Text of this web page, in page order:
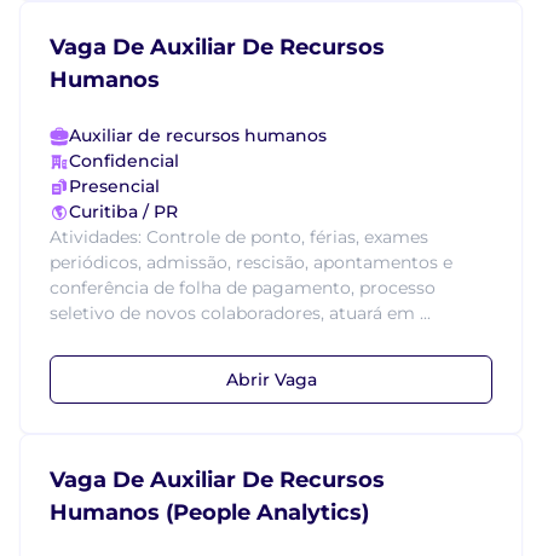
Vaga De Auxiliar De Recursos
Humanos
Auxiliar de recursos humanos
Confidencial
Presencial
Curitiba / PR
Atividades: Controle de ponto, férias, exames
periódicos, admissão, rescisão, apontamentos e
conferência de folha de pagamento, processo
seletivo de novos colaboradores, atuará em ...
Abrir Vaga
Vaga De Auxiliar De Recursos
Humanos (People Analytics)